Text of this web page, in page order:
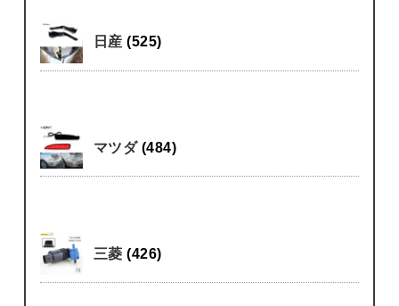
日産(525)
マツダ (484)
三菱(426)